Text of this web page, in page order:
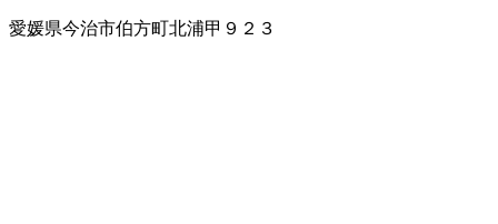
愛媛県今治市伯方町北浦甲９２３